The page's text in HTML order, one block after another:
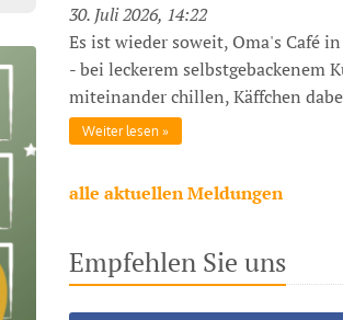
30. Juli 2026, 14:22
Es ist wieder soweit, Oma's Café
- bei leckerem selbstgebackenem
miteinander chillen, Käffchen
Weiter lesen
alle aktuellen Meldungen
Empfehlen Sie uns